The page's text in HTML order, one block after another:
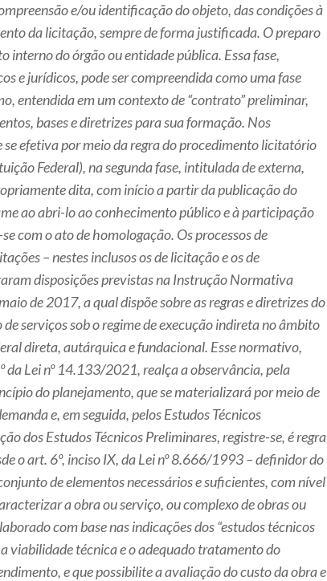
e/ou identificação do objeto, das condições à
da licitação, sempre de forma justificada. O preparo
interno do órgão ou entidade pública. Essa fase,
e jurídicos, pode ser compreendida como uma fase
entendida em um contexto de “contrato” preliminar,
bases e diretrizes para sua formação. Nos
se efetiva por meio da regra do procedimento licitatório
Federal), na segunda fase, intitulada de externa,
dita, com início a partir da publicação do
ao abri-lo ao conhecimento público e à participação
com o ato de homologação. Os processos de
– nestes inclusos os de licitação e os de
disposições previstas na Instrução Normativa
de 2017, a qual dispõe sobre as regras e diretrizes do
serviços sob o regime de execução indireta no âmbito
direta, autárquica e fundacional. Esse normativo,
da Lei nº 14.133/2021, realça a observância, pela
do planejamento, que se materializará por meio de
e, em seguida, pelos Estudos Técnicos
dos Estudos Técnicos Preliminares, registre-se, é regra
o art. 6º, inciso IX, da Lei nº 8.666/1993 – definidor do
de elementos necessários e suficientes, com nível
a obra ou serviço, ou complexo de obras ou
com base nas indicações dos “estudos técnicos
viabilidade técnica e o adequado tratamento do
e que possibilite a avaliação do custo da obra e